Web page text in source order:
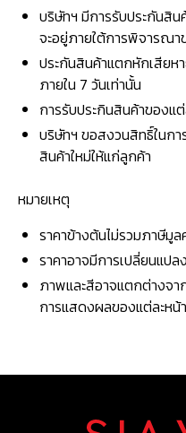
บริษัทฯ มีการรับประกันสิ
จะอยู่ภายใต้การพิจารณา
ประกันสินค้าแตกหักเสีย
ภายใน 7 วันเท่านั้น
การรับประกินสินค้าของแ
บริษัทฯ ขอสงวนสิทธิ์ใน
สินค้าใหม่ให้แก่ลูกค้า
หมายเหตุ
ราคาข้างต้นไม่รวมภาษีมูล
ราคาอาจมีการเปลี่ยนแป
ภาพและสีอาจแตกต่างจา
การแสดงผลของแต่ละหน้